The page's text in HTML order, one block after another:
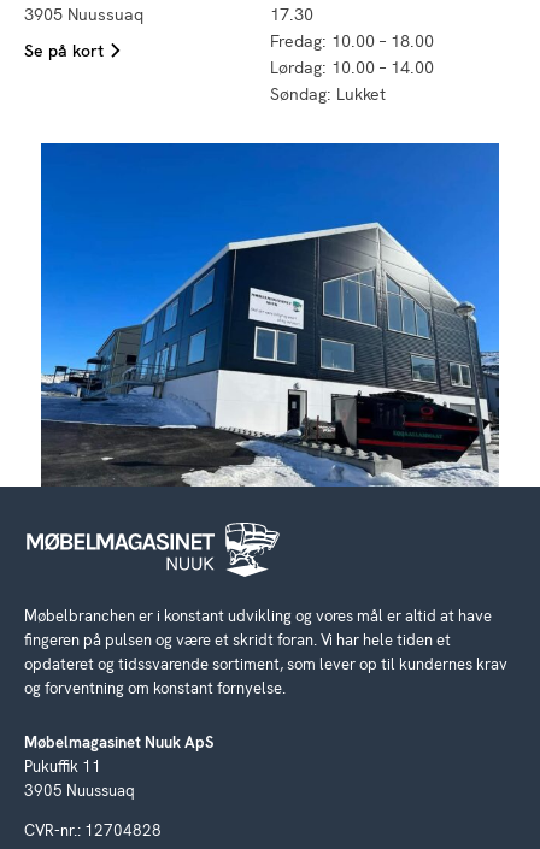
3905 Nuussuaq
Se på kort
17.30
Fredag: 10.00 – 18.00
Lørdag: 10.00 – 14.00
Søndag: Lukket
Møbelbranchen er i konstant udvikling og vores mål er altid at have
fingeren på pulsen og være et skridt foran. Vi har hele tiden et
opdateret og tidssvarende sortiment, som lever op til kundernes krav
og forventning om konstant fornyelse.
Møbelmagasinet Nuuk ApS
Pukuffik 11
3905 Nuussuaq
CVR-nr.: 12704828